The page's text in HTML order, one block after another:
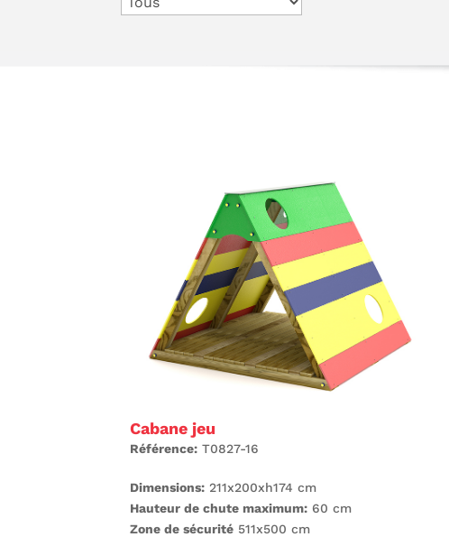
Cabane jeu
Référence: T0827-16
Dimensions: 211x200xh174 cm
Hauteur de chute maximum: 60 cm
Zone de sécurité 511x500 cm